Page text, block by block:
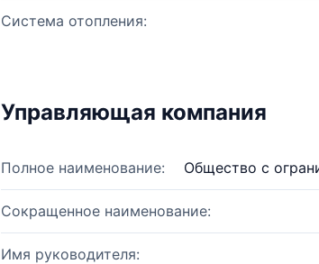
Система отопления:
Управляющая компания
Полное наименование: Общество с
Сокращенное наименование:
Имя руководителя: